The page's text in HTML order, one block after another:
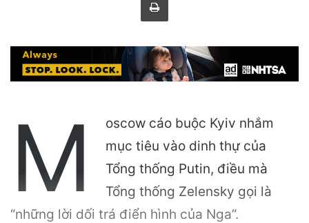
M
oscow cáo buộc Kyiv nhắm
mục tiêu vào dinh thự của
Tổng thống Putin, điều mà
Tổng thống Zelensky gọi là
“những lời dối trá điển hình của Nga”.